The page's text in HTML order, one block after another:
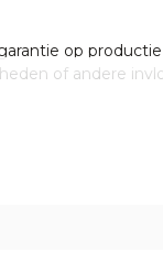
op
of andere
dat de
bezorgd op de
gezet.